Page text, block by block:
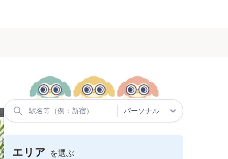
エリア を選ぶ